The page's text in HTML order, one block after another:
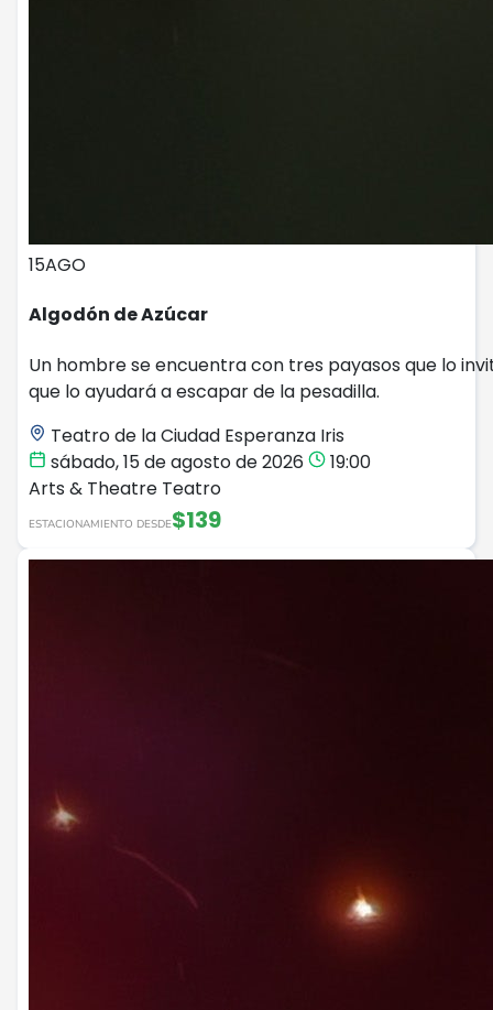
15AGO
Algodón de Azúcar
Un hombre se encuentra con tres payasos que lo
que lo ayudará a escapar de la pesadilla.
Teatro de la Ciudad Esperanza Iris
sábado, 15 de agosto de 2026
19:00
Arts & Theatre Teatro
ESTACIONAMIENTO DESDE$139